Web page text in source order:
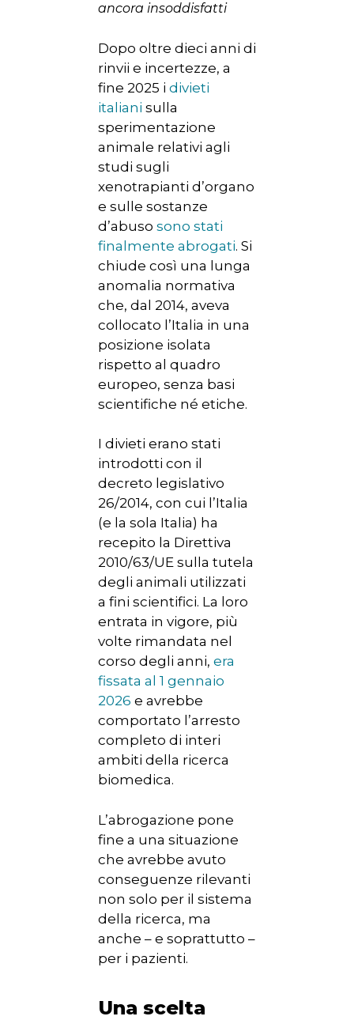
ancora insoddisfatti
Dopo oltre dieci anni di
rinvii e incertezze, a
fine 2025 i divieti
italiani sulla
sperimentazione
animale relativi agli
studi sugli
xenotrapianti d’organo
e sulle sostanze
d’abuso sono stati
finalmente abrogati. Si
chiude così una lunga
anomalia normativa
che, dal 2014, aveva
collocato l’Italia in una
posizione isolata
rispetto al quadro
europeo, senza basi
scientifiche né etiche.
I divieti erano stati
introdotti con il
decreto legislativo
26/2014, con cui l’Italia
(e la sola Italia) ha
recepito la Direttiva
2010/63/UE sulla tutela
degli animali utilizzati
a fini scientifici. La loro
entrata in vigore, più
volte rimandata nel
corso degli anni, era
fissata al 1 gennaio
2026 e avrebbe
comportato l’arresto
completo di interi
ambiti della ricerca
biomedica.
L’abrogazione pone
fine a una situazione
che avrebbe avuto
conseguenze rilevanti
non solo per il sistema
della ricerca, ma
anche – e soprattutto –
per i pazienti.
Una scelta